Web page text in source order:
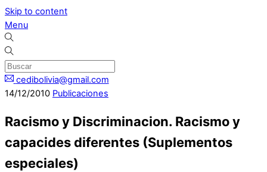
Skip to content
Menu
cedibolivia@gmail.com
14/12/2010 Publicaciones
Racismo y Discriminacion. Racismo y
capacides diferentes (Suplementos
especiales)